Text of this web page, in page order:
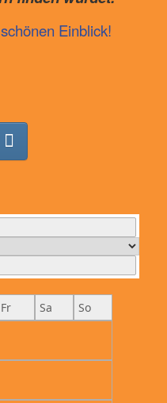
Einblick!
Fr Sa So